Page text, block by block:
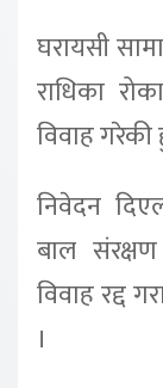
घरायसी
राधिका
विवाह गरेकी
निवेदन
बाल संरक्षण
विवाह रद्द
।